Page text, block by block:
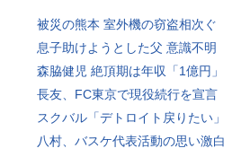
被災の熊本 室外機の窃盗相次ぐ
息子助けようとした父 意識不明
森脇健児 絶頂期は年収「1億円」
長友、FC東京で現役続行を宣言
スクバル「デトロイト戻りたい」
八村、バスケ代表活動の思い激白